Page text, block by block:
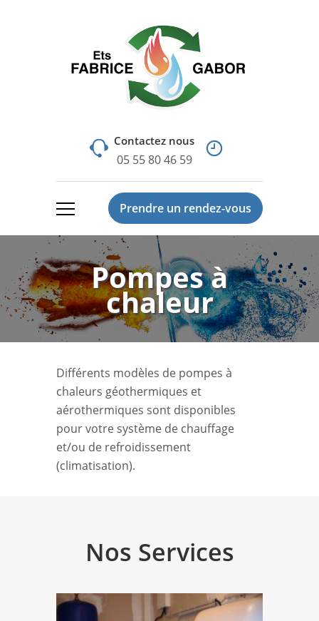
Contactez nous
05 55 80 46 59
Prendre un rendez-vous
Pompes à
chaleur
Différents modèles de pompes à
chaleurs géothermiques et
aérothermiques sont disponibles
pour votre système de chauffage
et/ou de refroidissement
(climatisation).
Nos Services